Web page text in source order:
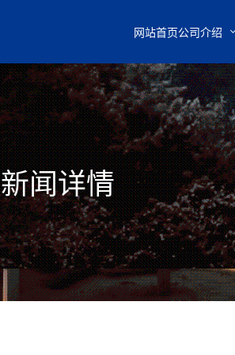
网站首页公司介绍
新闻详情